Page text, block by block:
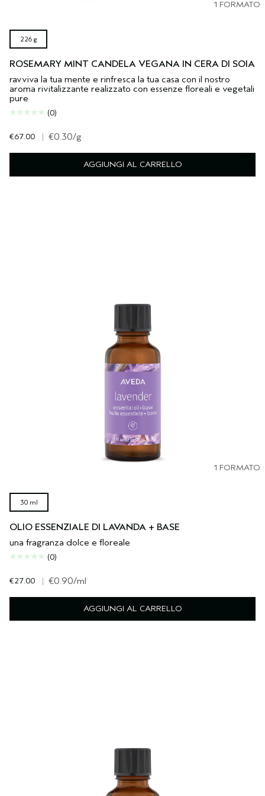
1 FORMATO
226 g
ROSEMARY MINT CANDELA VEGANA IN CERA DI SOIA
ravviva la tua mente e rinfresca la tua casa con il nostro
aroma rivitalizzante realizzato con essenze floreali e vegetali
pure
(0)
€67.00 | €0.30/g
AGGIUNGI AL CARRELLO
1 FORMATO
30 ml
OLIO ESSENZIALE DI LAVANDA + BASE
una fragranza dolce e floreale
(0)
€27.00 | €0.90/ml
AGGIUNGI AL CARRELLO